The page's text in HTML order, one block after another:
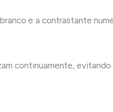
e a contrastante
continuamente,